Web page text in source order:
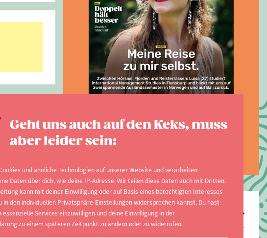
Geht uns auch auf den Keks, muss
aber leider sein:
und ähnliche Technologien auf unserer Website und verarbeiten
Daten über dich, wie deine IP-Adresse. Wir teilen diese Daten auch mit Dritten.
kann mit deiner Einwilligung oder auf Basis eines berechtigten Interesses
in den individuellen Privatsphäre-Einstellungen widersprechen kannst. Du hast
essenzielle Services einzuwilligen und deine Einwilligung in der
zu einem späteren Zeitpunkt zu ändern oder zu widerrufen.
AUSGABE 2026
Jetzt zur aktuellen
Ausgabe
Top-Hochschulen
Freie Universität Berlin